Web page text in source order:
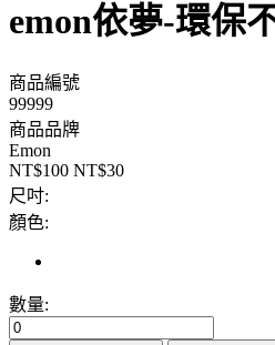
emon依夢-環保
商品編號
99999
商品品牌
Emon
NT$100 NT$30
尺吋:
顏色:
數量: